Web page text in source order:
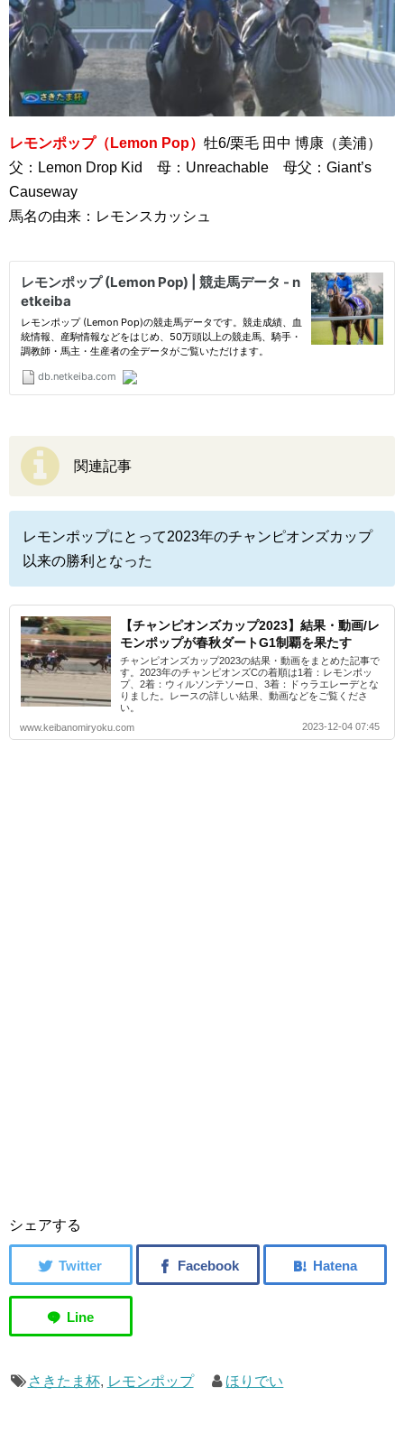
レモンポップ（Lemon Pop） 牡6/栗毛 田中 博康（美浦）
父：Lemon Drop Kid 母：Unreachable 母父：Giant’s
Causeway
馬名の由来：レモンスカッシュ
関連記事
レモンポップにとって2023年のチャンピオンズカップ
以来の勝利となった
【チャンピオンズカップ2023】結果・動画/レ
モンポップが春秋ダートG1制覇を果たす
チャンピオンズカップ2023の結果・動画をまとめた記事で
す。2023年のチャンピオンズCの着順は1着：レモンポッ
プ、2着：ウィルソンテソーロ、3着：ドゥラエレーデとな
りました。レースの詳しい結果、動画などをご覧くださ
い。
www.keibanomiryoku.com
2023-12-04 07:45
シェアする
さきたま杯, レモンポップ ほりでい